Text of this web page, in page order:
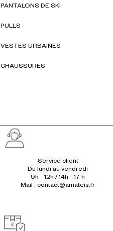
PANTALONS DE SKI
PULLS
VESTES URBAINES
CHAUSSURES
Réassurances
Service client
Du lundi au vendredi
9h - 12h / 14h - 17 h
Mail : contact@amateis.fr